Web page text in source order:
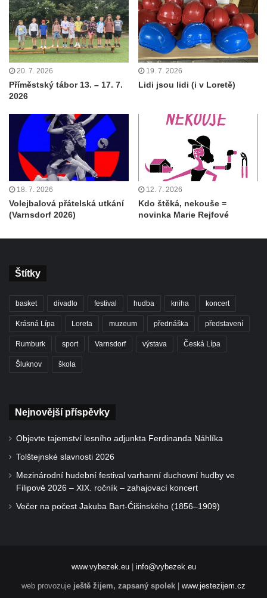
20. 7. 2026
Příměstský tábor 13. – 17. 7.
2026
19. 7. 2026
Lidi jsou lidi (i v Loretě)
18. 7. 2026
Volejbalová přátelská utkání
(Varnsdorf 2026)
12. 7. 2026
Kdo štěká, nekouše =
novinka Marie Rejfové
Štítky
basket divadlo festival hudba kniha koncert
Krásná Lípa Loreta muzeum přednáška představení
Rumburk sport Varnsdorf výstava Česká Lípa
Šluknov škola
Nejnovější příspěvky
Objevte tajemství lesního adjunkta Ferdinanda Náhlíka
Tolštejnské slavnosti 2026
Mezinárodní hudební festival varhanní duchovní hudby ve
Filipově 2026 – XIX. ročník – zahajovací koncert
Večer na počest Jakuba Bart-Ćišinského (1856–1909)
www.vybezek.eu| info@vybezek.eu
web provozuje ještě žijem, zapsaný spolek www.jestezijem.cz